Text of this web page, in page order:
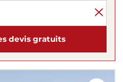
devis gratuits